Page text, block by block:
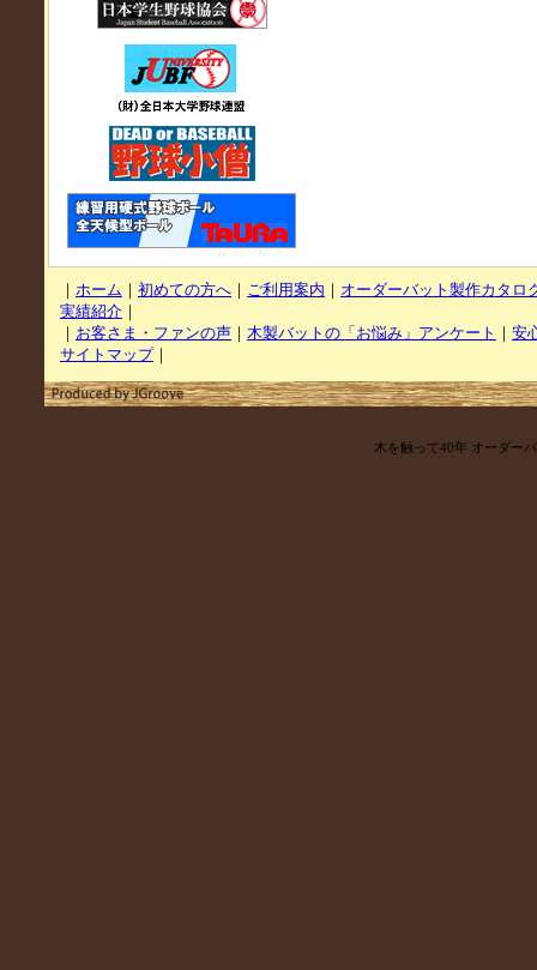
｜ ホーム ｜ 初めての方へ ｜ ご利用案内 ｜ オーダーバット製作カタロ
実績紹介 ｜
｜ お客さま・ファンの声 ｜ 木製バットの「お悩み」アンケート ｜ 安
サイトマップ｜
木を触って40年 オーダー